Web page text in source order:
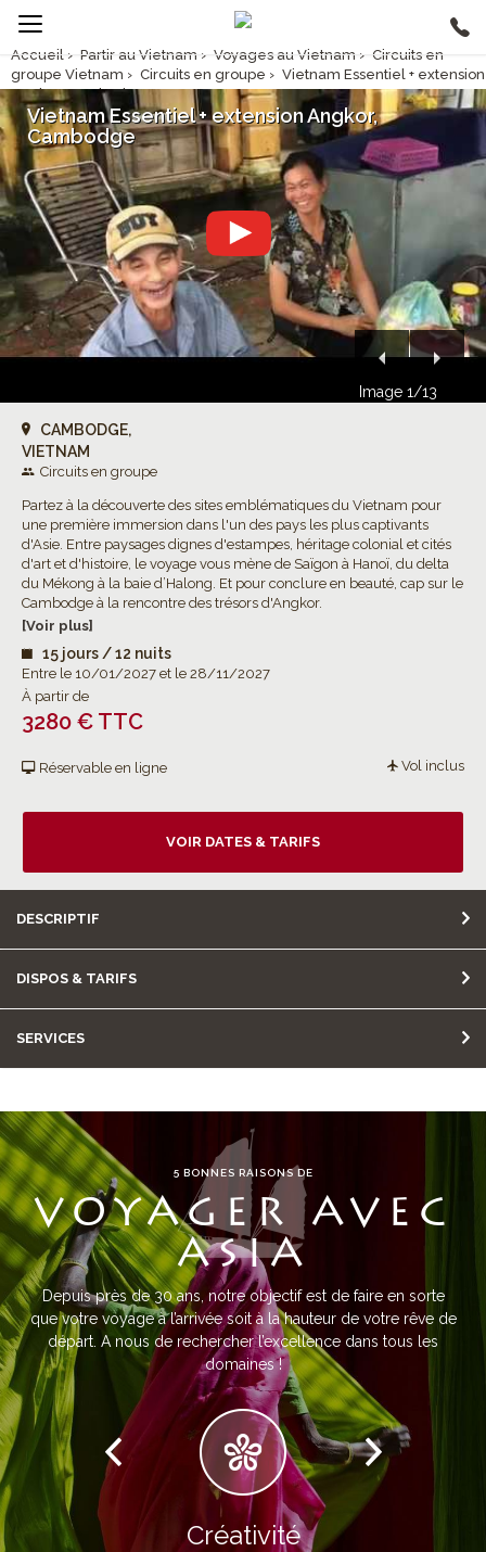
Accueil › Partir au Vietnam › Voyages au Vietnam › Circuits en
groupe Vietnam › Circuits en groupe › Vietnam Essentiel + extension
Angkor, Cambodge
Image 1/13
Vietnam Essentiel + extension Angkor,
Cambodge
CAMBODGE,
VIETNAM
Circuits en groupe
Partez à la découverte des sites emblématiques du Vietnam pour
une première immersion dans l'un des pays les plus captivants
d'Asie. Entre paysages dignes d'estampes, héritage colonial et cités
d'art et d'histoire, le voyage vous mène de Saïgon à Hanoï, du delta
du Mékong à la baie d’Halong. Et pour conclure en beauté, cap sur le
Cambodge à la rencontre des trésors d'Angkor.
[Voir plus]
15 jours / 12 nuits
Entre le 10/01/2027 et le 28/11/2027
À partir de
3280 € TTC
Réservable en ligne Vol inclus
VOIR DATES & TARIFS
DESCRIPTIF
DISPOS & TARIFS
SERVICES
5 BONNES RAISONS DE
VOYAGER AVEC
ASIA
Depuis près de 30 ans, notre objectif est de faire en sorte
que votre voyage à l’arrivée soit à la hauteur de votre rêve de
départ. A nous de rechercher l’excellence dans tous les
domaines !
Créativité